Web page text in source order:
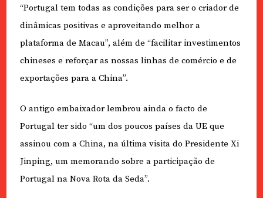
“Portugal tem todas as condições para ser o criador de
dinâmicas positivas e aproveitando melhor a
plataforma de Macau”, além de “facilitar investimentos
chineses e reforçar as nossas linhas de comércio e de
exportações para a China”.
O antigo embaixador lembrou ainda o facto de
Portugal ter sido “um dos poucos países da UE que
assinou com a China, na última visita do Presidente Xi
Jinping, um memorando sobre a participação de
Portugal na Nova Rota da Seda”.